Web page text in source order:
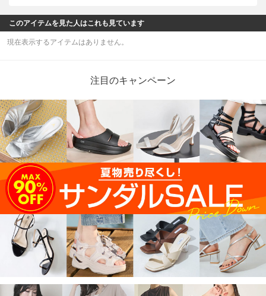
このアイテムを見た人はこれも見ています
現在表示するアイテムはありません。
注目のキャンペーン